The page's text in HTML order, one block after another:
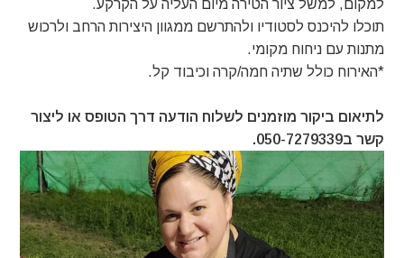
למקום, למשל ציור הטירה מיום העליה על הקרקע.
תוכלו להיכנס לסטודיו ולהתרשם ממגוון היצירות הרחב ולרכוש
מתנות עם ניחוח מקומי.
*האירוח כולל שתיה חמה/קרה וכיבוד קל.
לתיאום ביקור מוזמנים לשלוח הודעה דרך הטופס או ליצור
קשר ב050-7279339.